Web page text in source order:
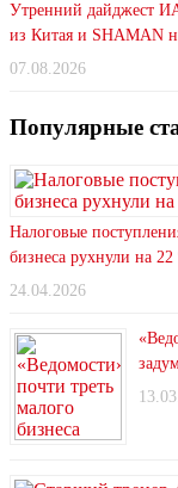
Утренний дайджест
из Китая и SHAMAN
07.08.2026
Популярные
Налоговые
бизнеса рухнули на 22
24.04.2026